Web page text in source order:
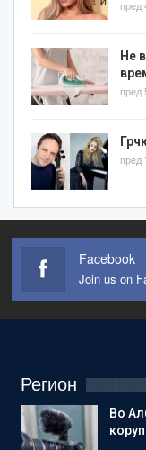
пред
Не
пред
пред
Facebook
Join us on
Регион
Во